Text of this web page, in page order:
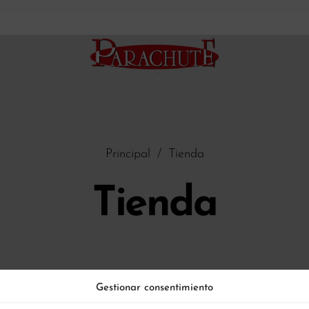
Gestionar consentimiento
Principal / Tienda
Tienda